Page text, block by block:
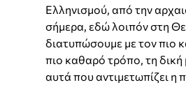
Ελληνισμού, από την
σήμερα, εδώ λοιπόν στη
διατυπώσουμε με τον πιο
πιο καθαρό τρόπο, τη δική
αυτά που αντιμετωπίζει η